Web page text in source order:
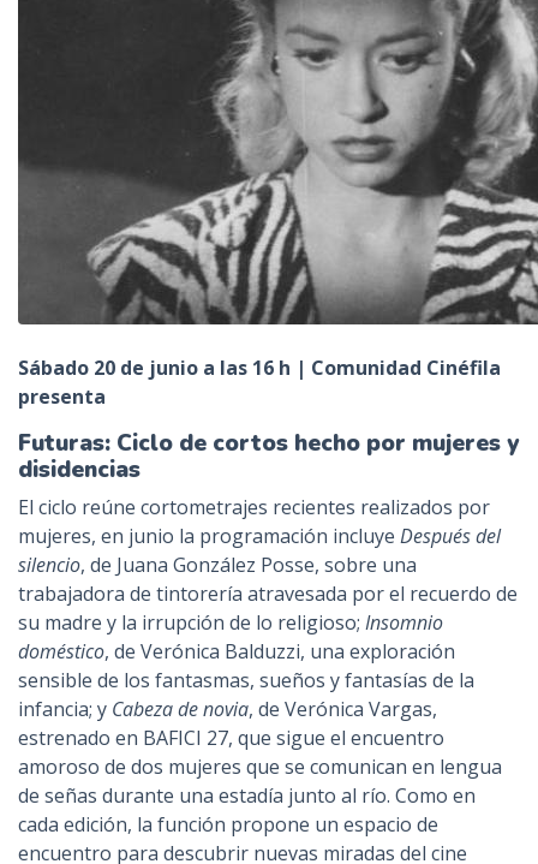
Sábado 20 de junio a las 16 h | Comunidad Cinéfila
presenta
Futuras: Ciclo de cortos hecho por mujeres y
disidencias
El ciclo reúne cortometrajes recientes realizados por
mujeres, en junio la programación incluye Después del
silencio, de Juana González Posse, sobre una
trabajadora de tintorería atravesada por el recuerdo de
su madre y la irrupción de lo religioso; Insomnio
doméstico, de Verónica Balduzzi, una exploración
sensible de los fantasmas, sueños y fantasías de la
infancia; y Cabeza de novia, de Verónica Vargas,
estrenado en BAFICI 27, que sigue el encuentro
amoroso de dos mujeres que se comunican en lengua
de señas durante una estadía junto al río. Como en
cada edición, la función propone un espacio de
encuentro para descubrir nuevas miradas del cine